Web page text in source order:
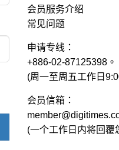
会员服务介绍
常见问题
申请专线：
+886-02-87125398。
(周一至周五工作日
会员信箱：
(一个工作日内将回覆